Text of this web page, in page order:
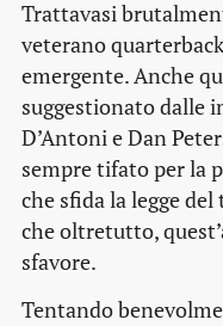
Trattavasi
veterano
emergente. Anche
suggestionato dalle
D’Antoni e Dan
sempre tifato per la
che sfida la legge del
che oltretutto,
sfavore.
Tentando